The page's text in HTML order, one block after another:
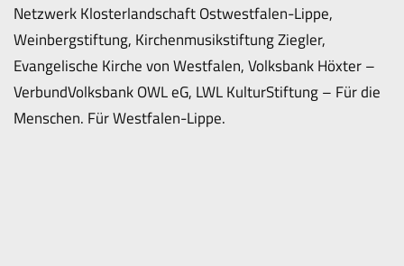
Netzwerk Klosterlandschaft Ostwestfalen-Lippe,
Weinbergstiftung, Kirchenmusikstiftung Ziegler,
Evangelische Kirche von Westfalen, Volksbank Höxter –
VerbundVolksbank OWL eG, LWL KulturStiftung – Für die
Menschen. Für Westfalen-Lippe.